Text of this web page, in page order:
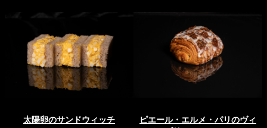
太陽卵のサンドウィッチ
ピエール・エルメ・パリのヴィ